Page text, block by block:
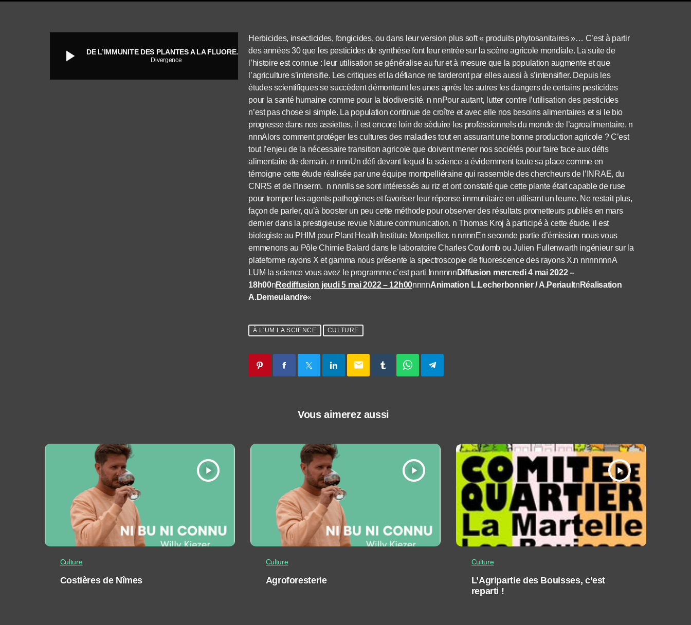
play_arrow DE L’IMMUNITE DES PLANTES A LA FLUORESCENCE DES RAYONS X
Divergence
Herbicides, insecticides, fongicides, ou dans leur version plus soft « produits phytosanitaires »… C’est à partir
des années 30 que les pesticides de synthèse font leur entrée sur la scène agricole mondiale. La suite de
l’histoire est connue : leur utilisation se généralise au fur et à mesure que la population augmente et que
l’agriculture s’intensifie. Les critiques et la défiance ne tarderont par elles aussi à s’intensifier. Depuis les
études scientifiques se succèdent démontrant les unes après les autres les dangers de certains pesticides
pour la santé humaine comme pour la biodiversité. n nnPour autant, lutter contre l’utilisation des pesticides
n’est pas chose si simple. La population continue de croître et avec elle nos besoins alimentaires et si le bio
progresse dans nos assiettes, il est encore loin de séduire les professionnels du monde de l’agroalimentaire. n
nnnAlors comment protéger les cultures des maladies tout en assurant une bonne production agricole ? C’est
tout l’enjeu de la nécessaire transition agricole que doivent mener nos sociétés pour faire face aux défis
alimentaire de demain. n nnnUn défi devant lequel la science a évidemment toute sa place comme en
témoigne cette étude réalisée par une équipe montpelliéraine qui rassemble des chercheurs de l’INRAE, du
CNRS et de l’Inserm. n nnnIls se sont intéressés au riz et ont constaté que cette plante était capable de ruse
pour tromper les agents pathogènes et favoriser leur réponse immunitaire en utilisant un leurre. Ne restait plus,
façon de parler, qu’à booster un peu cette méthode pour observer des résultats prometteurs publiés en mars
dernier dans la prestigieuse revue Nature communication. n Thomas Kroj à participé à cette étude, il est
biologiste au PHIM pour Plant Health Institute Montpellier. n nnnnEn seconde partie d’émission nous vous
emmenons au Pôle Chimie Balard dans le laboratoire Charles Coulomb ou Julien Fullenwarth ingénieur sur la
plateforme rayons X et gamma nous présente la spectroscopie de fluorescence des rayons X.n nnnnnnnA
LUM la science vous avez le programme c’est parti !nnnnnn Diffusion mercredi 4 mai 2022 –
18h00nRediffusion jeudi 5 mai 2022 – 12h00nnnnAnimation L.Lecherbonnier / A.Periaultn Réalisation
A.Demeulandre«
À L'UM LA SCIENCE CULTURE
email
Vous aimerez aussi
play_arrow
Culture
Costières de Nîmes
play_arrow
Culture
Agroforesterie
play_arrow
Culture
L’Agripartie des Bouisses, c’est
reparti !